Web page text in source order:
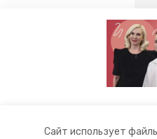
Сайт использует